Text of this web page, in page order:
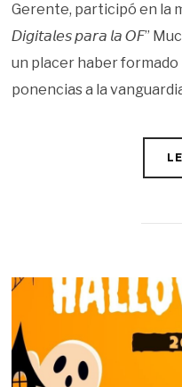
Gerente, participó en la
𝘋𝘪𝘨𝘪𝘵𝘢𝘭𝘦𝘴 𝘱𝘢𝘳𝘢 𝘭𝘢 𝘖𝘍”
un placer haber
ponencias a la